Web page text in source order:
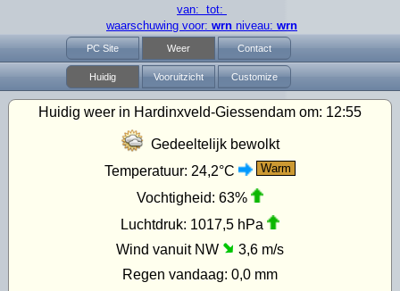
van: tot:
waarschuwing voor: wrn niveau: wrn
PC Site Weer Contact
Huidig Vooruitzicht Customize
Huidig weer in Hardinxveld-Giessendam om: 12:55
Gedeeltelijk bewolkt
Temperatuur: 24,2°C Warm
Vochtigheid: 63%
Luchtdruk: 1017,5 hPa
Wind vanuit NW
3,6 m/s
Regen vandaag: 0,0 mm